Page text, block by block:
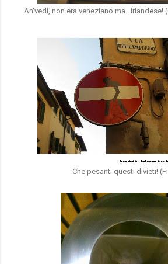
An'vedi, non era veneziano ma...irlandese!
Che pesanti questi divieti!